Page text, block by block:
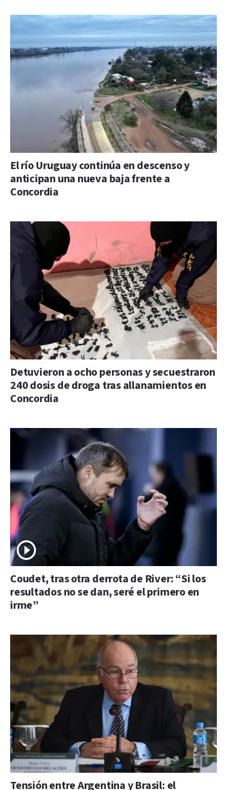
El río Uruguay continúa en descenso y
anticipan una nueva baja frente a
Concordia
Detuvieron a ocho personas y secuestraron
240 dosis de droga tras allanamientos en
Concordia
Coudet, tras otra derrota de River: “Si los
resultados no se dan, seré el primero en
irme”
Tensión entre Argentina y Brasil: el